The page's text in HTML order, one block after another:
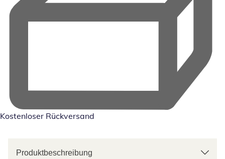
Kostenloser Rückversand
Produktbeschreibung